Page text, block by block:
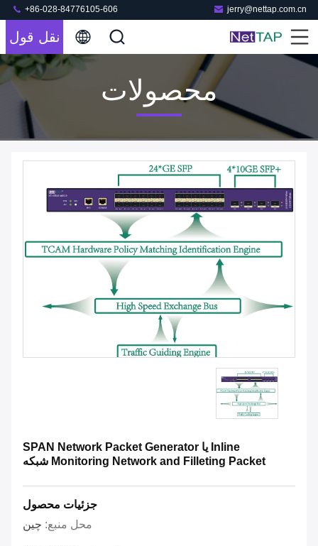
jerry@nettap.com.cn
+86-028-84776105-606
نقل قول
محصولات
Inline یا SPAN Network Packet Generator
Monitoring Network and Filleting Packet شبکه
جزئیات محصول
محل منبع: چین